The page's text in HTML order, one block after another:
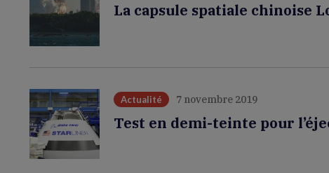
La capsule spatiale chinoise
Actualité 7 novembre 2019
Test en demi-teinte pour